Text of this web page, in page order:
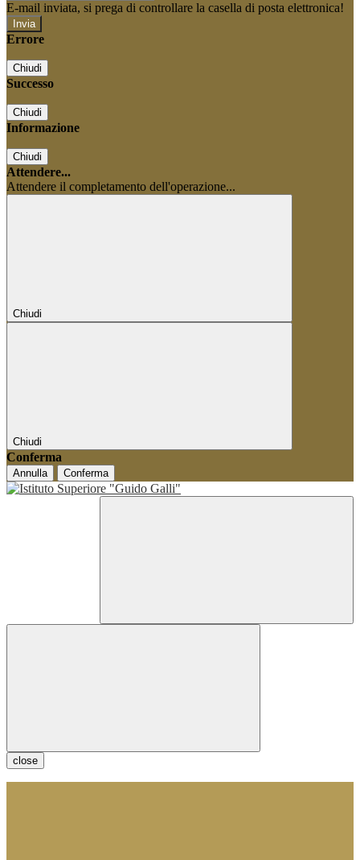
E-mail inviata, si prega di controllare la casella di posta elettronica!
Errore
Chiudi
Successo
Chiudi
Informazione
Chiudi
Attendere...
Attendere il completamento dell'operazione...
Chiudi
Chiudi
Conferma
Annulla Conferma
close